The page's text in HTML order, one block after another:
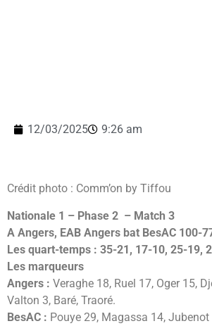
12/03/2025 9:26 am
Crédit photo : Comm’on by Tiffou
Nationale 1 – Phase 2 – Match 3
A Angers, EAB Angers bat BesAC 100-
Les quart-temps : 35-21, 17-10, 25-19,
Les marqueurs
Angers : Veraghe 18, Ruel 17, Oger 15,
Valton 3, Baré, Traoré.
BesAC : Pouye 29, Magassa 14,